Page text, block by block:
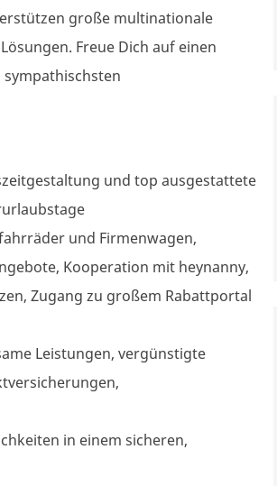
große multinationale
Freue Dich auf einen
und top ausgestattete
und Firmenwagen,
Kooperation mit heynanny,
Zugang zu großem Rabattportal
Leistungen, vergünstigte
in einem sicheren,